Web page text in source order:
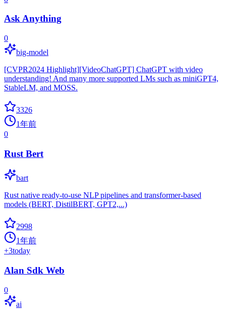
Ask Anything
0
big-model
[CVPR2024 Highlight][VideoChatGPT] ChatGPT with video
understanding! And many more supported LMs such as miniGPT4,
StableLM, and MOSS.
3326
1年前
0
Rust Bert
bart
Rust native ready-to-use NLP pipelines and transformer-based
models (BERT, DistilBERT, GPT2,...)
2998
1年前
+3today
Alan Sdk Web
0
ai